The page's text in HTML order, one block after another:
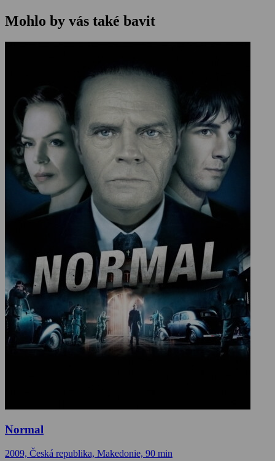
Mohlo by vás také bavit
Normal
2009, Česká republika, Makedonie, 90 min